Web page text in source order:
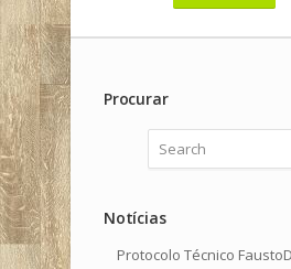
Procurar
Notícias
Protocolo Técnico